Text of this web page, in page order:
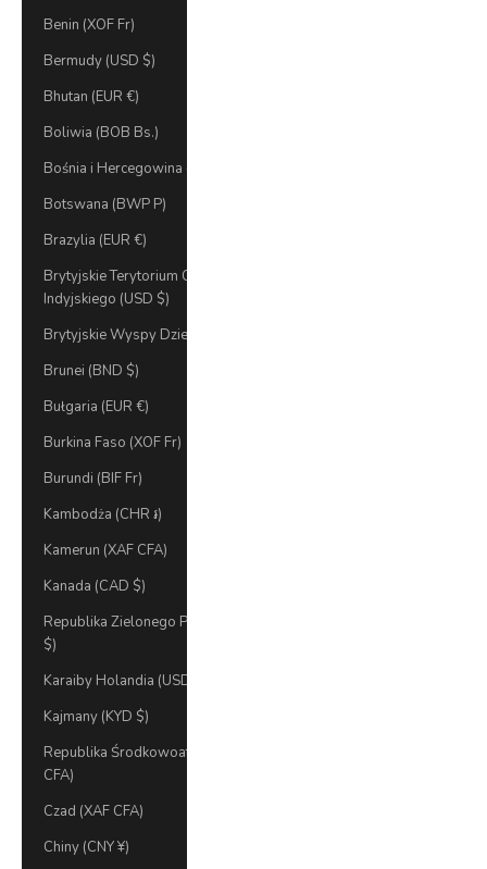
Benin (XOF Fr)
Bermudy (USD $)
Bhutan (EUR €)
Boliwia (BOB Bs.)
Bośnia i Hercegowina (BAM КМ)
Botswana (BWP P)
Brazylia (EUR €)
Brytyjskie Terytorium Oceanu
Indyjskiego (USD $)
Brytyjskie Wyspy Dziewicze (USD $)
Brunei (BND $)
Bułgaria (EUR €)
Burkina Faso (XOF Fr)
Burundi (BIF Fr)
Kambodża (CHR ៛)
Kamerun (XAF CFA)
Kanada (CAD $)
Republika Zielonego Przylądka (CVE
$)
Karaiby Holandia (USD $)
Kajmany (KYD $)
Republika Środkowoafrykańska (XAF
CFA)
Czad (XAF CFA)
Chiny (CNY ¥)